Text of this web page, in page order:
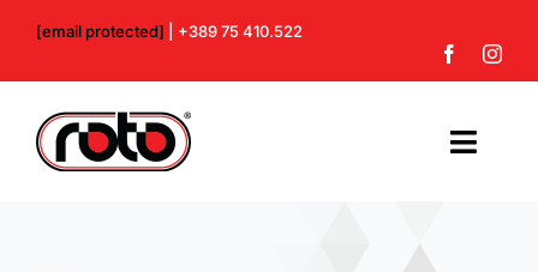
content
[email protected] | +389 75 410.522